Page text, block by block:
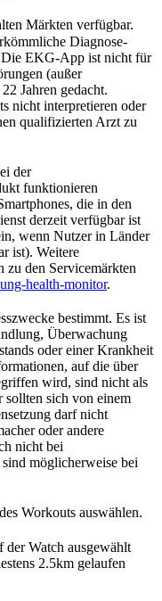
Märkten verfügbar.
Diagnose-
Die EKG-App ist nicht für
(außer
Jahren gedacht.
nicht interpretieren oder
qualifizierten Arzt zu
der
funktionieren
die in den
derzeit verfügbar ist
wenn Nutzer in Länder
ist). Weitere
den Servicemärkten
health-monitor.
bestimmt. Es ist
Überwachung
oder einer Krankheit
auf die über
wird, sind nicht als
sollten sich von einem
darf nicht
oder andere
nicht bei
möglicherweise bei
Workouts auswählen.
der Watch ausgewählt
2.5km gelaufen